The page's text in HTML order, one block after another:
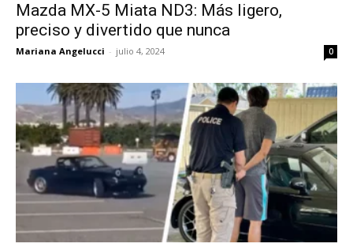
Mazda MX-5 Miata ND3: Más ligero,
preciso y divertido que nunca
Mariana Angelucci - julio 4, 2024 0